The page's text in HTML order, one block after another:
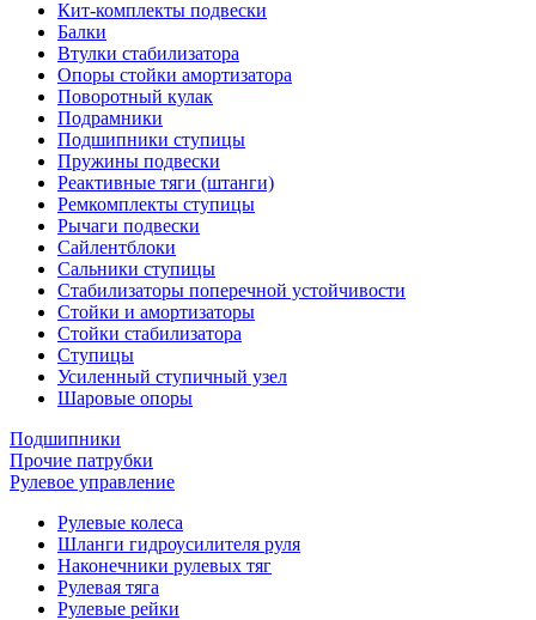
Кит-комплекты подвески
Балки
Втулки стабилизатора
Опоры стойки амортизатора
Поворотный кулак
Подрамники
Подшипники ступицы
Пружины подвески
Реактивные тяги (штанги)
Ремкомплекты ступицы
Рычаги подвески
Сайлентблоки
Сальники ступицы
Стабилизаторы поперечной устойчивости
Стойки и амортизаторы
Стойки стабилизатора
Ступицы
Усиленный ступичный узел
Шаровые опоры
Подшипники
Прочие патрубки
Рулевое управление
Рулевые колеса
Шланги гидроусилителя руля
Наконечники рулевых тяг
Рулевая тяга
Рулевые рейки